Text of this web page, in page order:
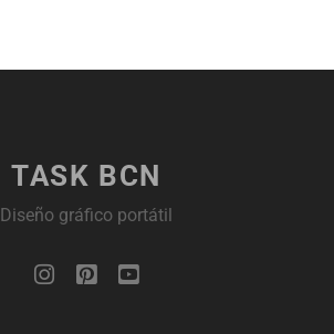
TASK BCN
Diseño gráfico portátil